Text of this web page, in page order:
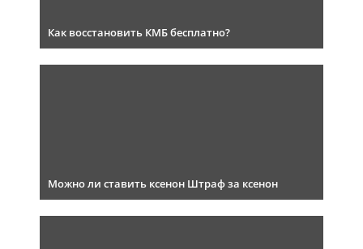
Как восстановить КМБ бесплатно?
Можно ли ставить ксенон Штраф за ксенон